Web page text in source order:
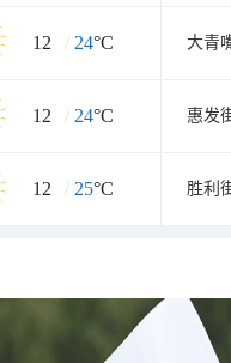
12 / 24°C 大青
12 / 24°C 惠发
12 / 25°C 胜利